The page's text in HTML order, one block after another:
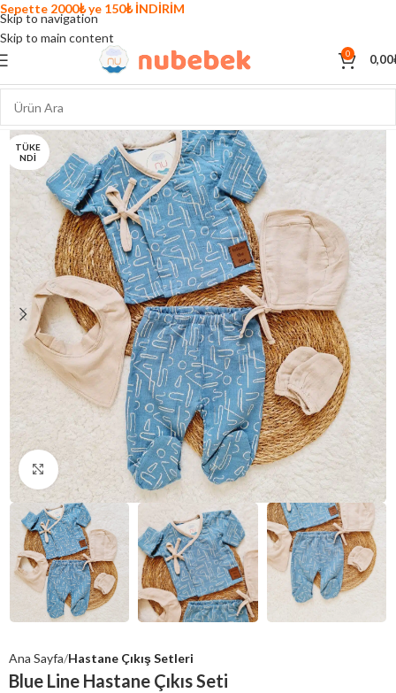
Skip to navigation
Skip to main content
0 0,00
TÜKE
NDI
Click to enlarge
Ana Sayfa Hastane Çıkış Setleri
Blue Line Hastane Çıkıs Seti
Sepette 2000₺ ye 150₺ İNDİRİM